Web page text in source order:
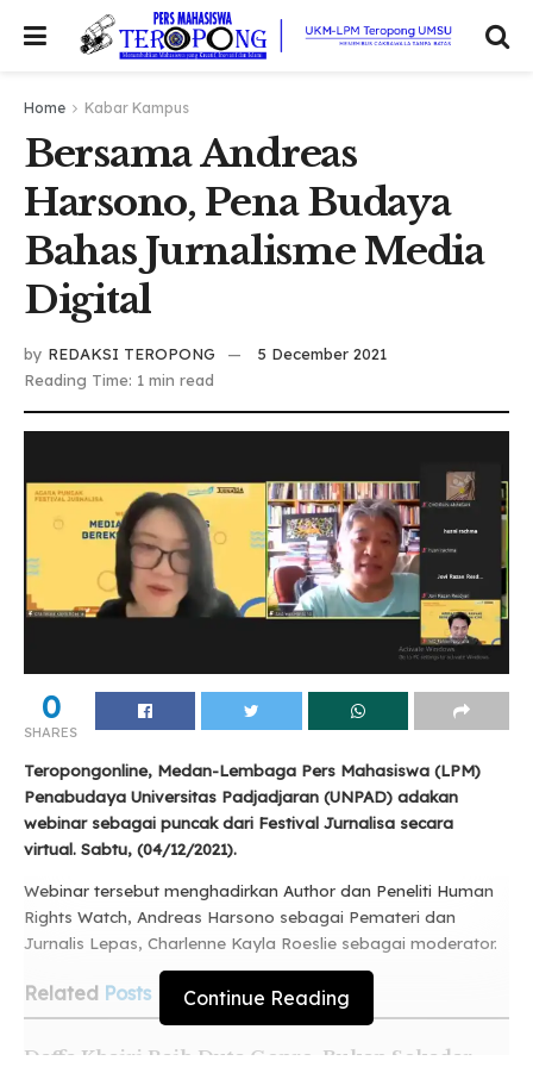
Home Kabar Kampus
Bersama Andreas
Harsono, Pena Budaya
Bahas Jurnalisme Media
Digital
by REDAKSI TEROPONG
5 December 2021
Reading Time: 1 min read
0
SHARES
Teropongonline, Medan-Lembaga Pers Mahasiswa (LPM)
Penabudaya Universitas Padjadjaran (UNPAD) adakan
webinar sebagai puncak dari Festival Jurnalisa secara
virtual. Sabtu, (04/12/2021).
Webinar tersebut menghadirkan Author dan Peneliti Human
Rights Watch, Andreas Harsono sebagai Pemateri dan
Jurnalis Lepas, Charlenne Kayla Roeslie sebagai moderator.
Related Posts
Daffa Khairi Raih Duta Genre, Bukan Sekadar
Continue Reading